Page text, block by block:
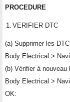
PROCEDURE
1. VERIFIER DTC
(a) Supprimer les
Body Electrical >
(b) Vérifier à nouveau
Body Electrical >
OK: